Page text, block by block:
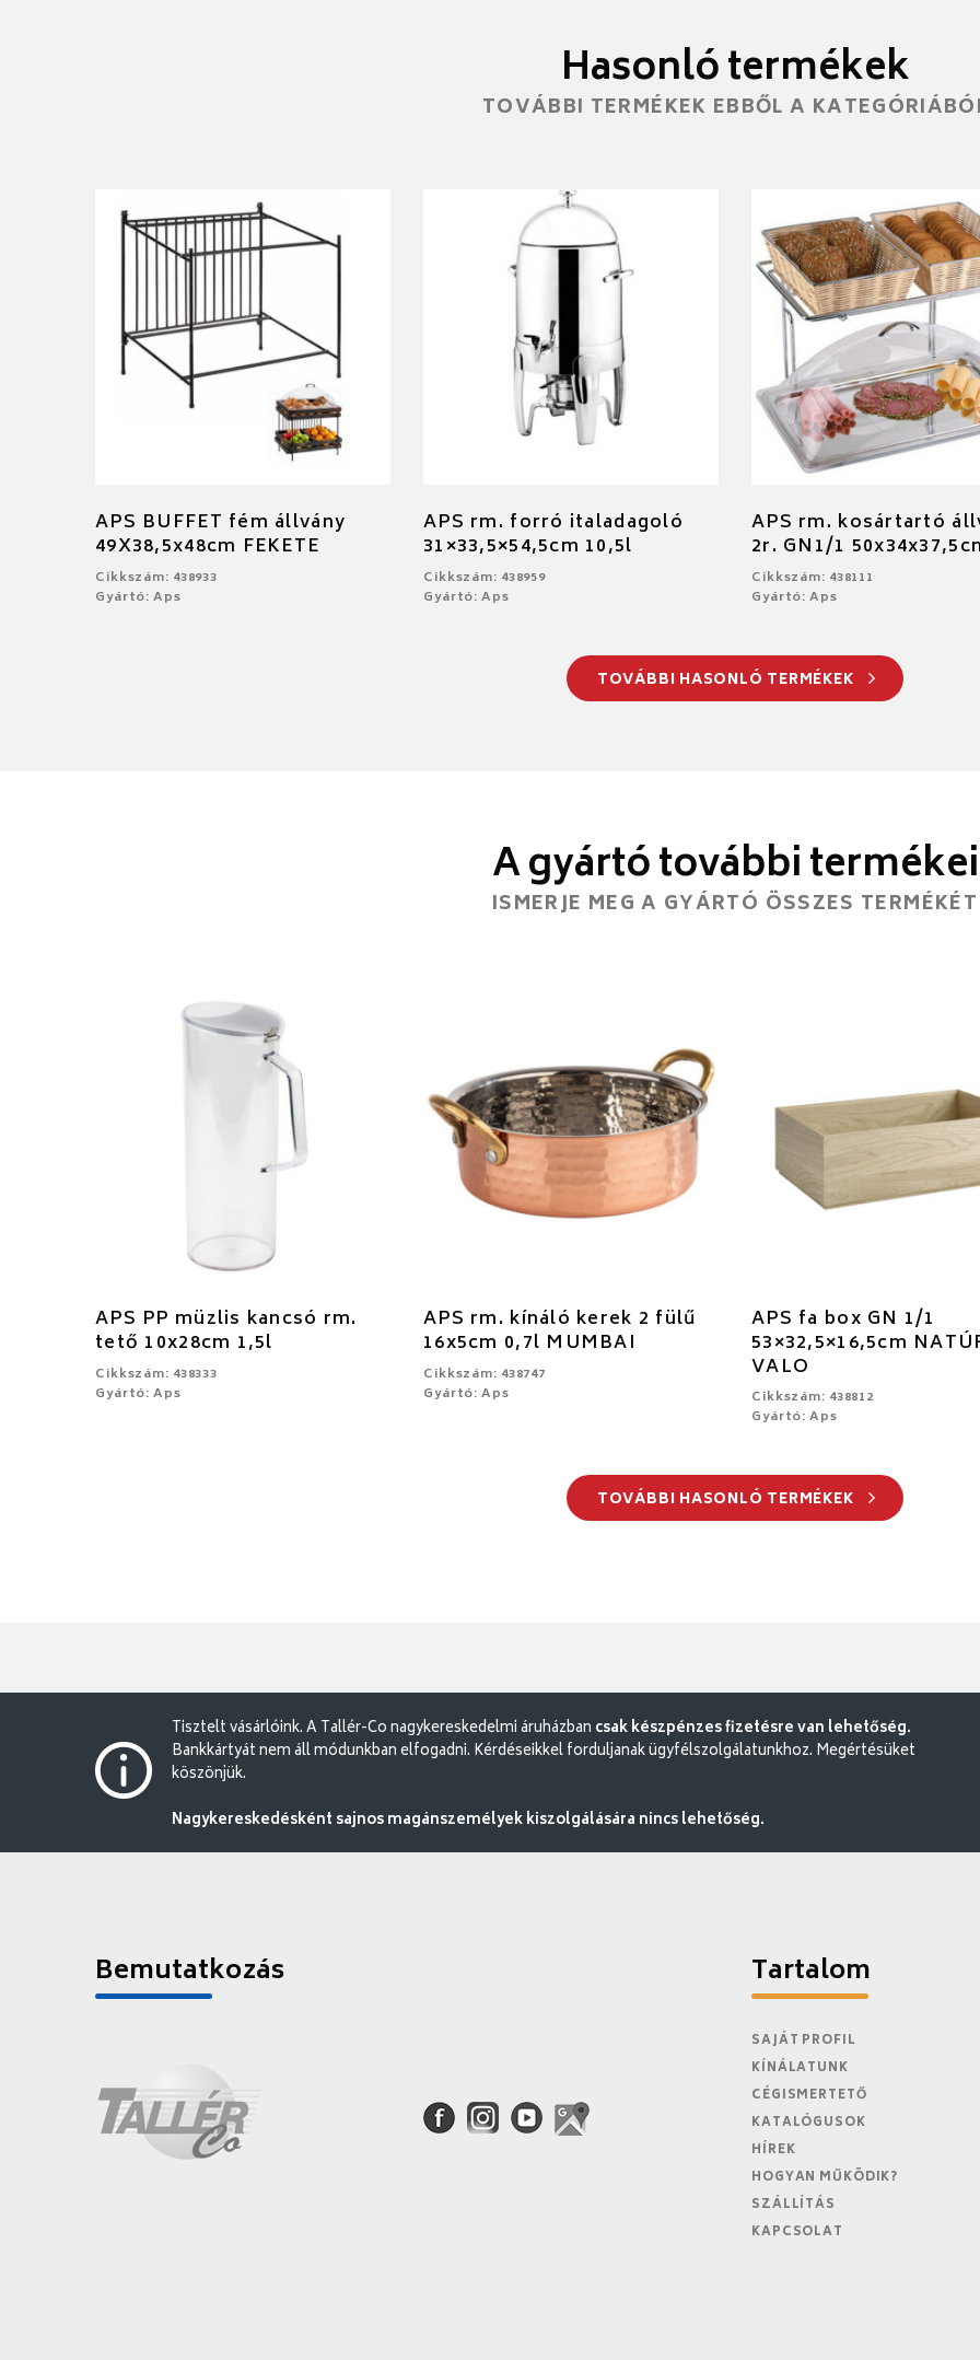
Hasonló termékek
TOVÁBBI TERMÉKEK EBBŐL A
APS BUFFET fém állvány
49X38,5x48cm FEKETE
Cikkszám: 438933
Gyártó: Aps
APS rm. forró italadagoló
31×33,5×54,5cm 10,5l
Cikkszám: 438959
Gyártó: Aps
APS rm. kosártartó
2r. GN1/1
Cikkszám: 438111
Gyártó: Aps
TOVÁBBI HASONLÓ TERMÉKEK
A gyártó további termékei
ISMERJE MEG A GYÁRTÓ ÖSSZES TERMÉKÉT
APS PP müzlis kancsó rm.
tető 10x28cm 1,5l
Cikkszám: 438333
Gyártó: Aps
APS rm. kínáló kerek 2 fülű
16x5cm 0,7l MUMBAI
Cikkszám: 438747
Gyártó: Aps
APS fa box GN 1/1
53×32,5×16,5cm
VALO
Cikkszám: 438812
Gyártó: Aps
TOVÁBBI HASONLÓ TERMÉKEK
Tisztelt vásárlóink. A Tallér-Co nagykereskedelmi áruházban csak készpénzes fizetésre van lehetőség.
Bankkártyát nem áll módunkban elfogadni. Kérdéseikkel forduljanak ügyfélszolgálatunkhoz. Megértésüket
köszönjük.
Nagykereskedésként sajnos magánszemélyek kiszolgálására nincs lehetőség.
Bemutatkozás Tartalom
SAJÁT PROFIL
KÍNÁLATUNK
CÉGISMERTETŐ
KATALÓGUSOK
HÍREK
HOGYAN MŰKÖDIK?
SZÁLLÍTÁS
KAPCSOLAT